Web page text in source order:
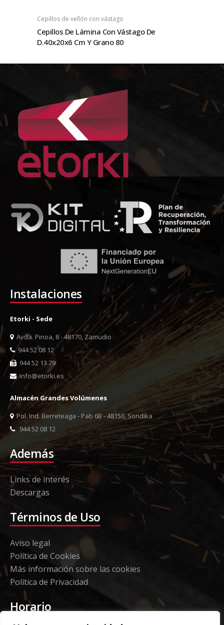
Cepillos de vellón con vástago
Cepillos De Lámina Con Vástago De
D.40x20x6 Cm Y Grano 80
Instalaciones
Etorki - Sede
Avda. Pinoa, 8 - 48170, Zamudio
944 52 08 12
944 52 13 79
info@etorki.es
Almacén Grandes Volúmenes
Pol. Ind. Berreteaga - Pab 6B - 48150, Sondika
944 52 08 12
Además
Links de interés
Descargas
Términos de Uso
Aviso legal
Política de Cookies
Más información sobre las cookies
Política de Privacidad
Horario